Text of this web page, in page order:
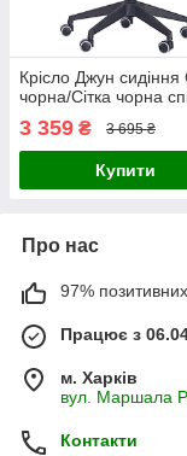
Крісло Джун сидіння
чорна/Сітка чорна
3 359 ₴ 3 695 ₴
Купити
Про нас
97% позитивних
Працює з
м. Харків
вул. Маршала
Контакти